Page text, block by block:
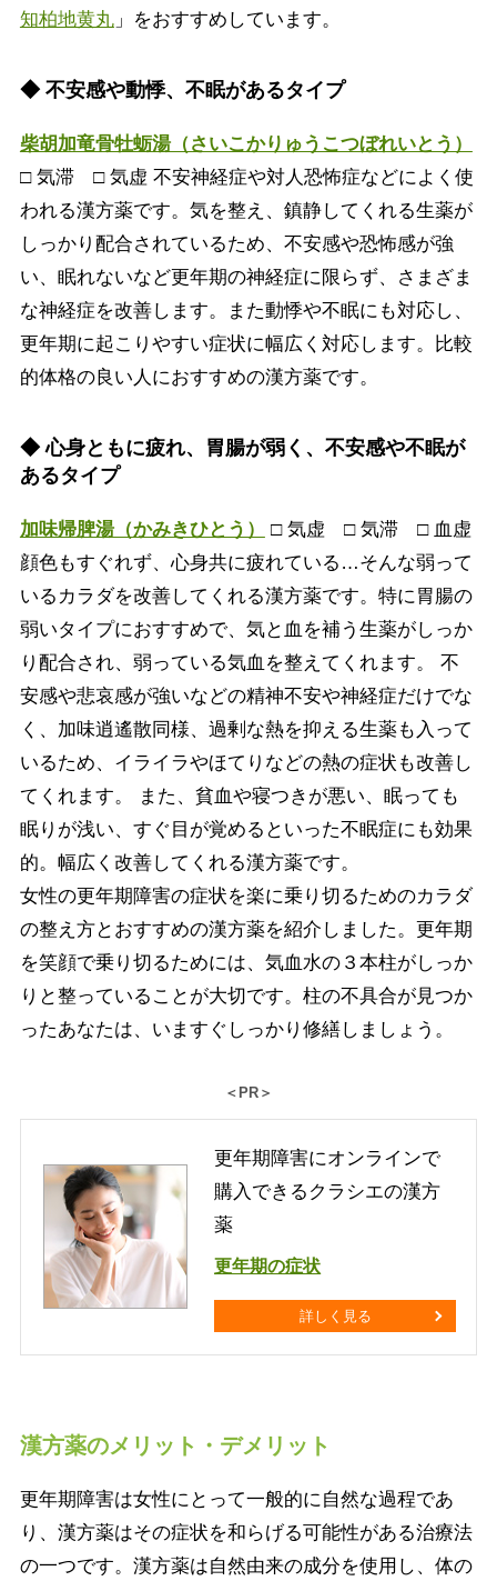
知柏地黄丸」をおすすめしています。
◆ 不安感や動悸、不眠があるタイプ
柴胡加竜骨牡蛎湯（さいこかりゅうこつぼれいとう）
□ 気滞 □ 気虚 不安神経症や対人恐怖症などによく使
われる漢方薬です。気を整え、鎮静してくれる生薬が
しっかり配合されているため、不安感や恐怖感が強
い、眠れないなど更年期の神経症に限らず、さまざま
な神経症を改善します。また動悸や不眠にも対応し、
更年期に起こりやすい症状に幅広く対応します。比較
的体格の良い人におすすめの漢方薬です。
◆ 心身ともに疲れ、胃腸が弱く、不安感や不眠が
あるタイプ
加味帰脾湯（かみきひとう）
□ 気虚 □ 気滞 □ 血虚
顔色もすぐれず、心身共に疲れている…そんな弱って
いるカラダを改善してくれる漢方薬です。特に胃腸の
弱いタイプにおすすめで、気と血を補う生薬がしっか
り配合され、弱っている気血を整えてくれます。 不
安感や悲哀感が強いなどの精神不安や神経症だけでな
く、加味逍遙散同様、過剰な熱を抑える生薬も入って
いるため、イライラやほてりなどの熱の症状も改善し
てくれます。 また、貧血や寝つきが悪い、眠っても
眠りが浅い、すぐ目が覚めるといった不眠症にも効果
的。幅広く改善してくれる漢方薬です。
女性の更年期障害の症状を楽に乗り切るためのカラダ
の整え方とおすすめの漢方薬を紹介しました。更年期
を笑顔で乗り切るためには、気血水の３本柱がしっか
りと整っていることが大切です。柱の不具合が見つか
ったあなたは、いますぐしっかり修繕しましょう。
＜PR＞
更年期障害にオンラインで
購入できるクラシエの漢方
薬
更年期の症状
詳しく見る
漢方薬のメリット・デメリット
更年期障害は女性にとって一般的に自然な過程であ
り、漢方薬はその症状を和らげる可能性がある治療法
の一つです。漢方薬は自然由来の成分を使用し、体の